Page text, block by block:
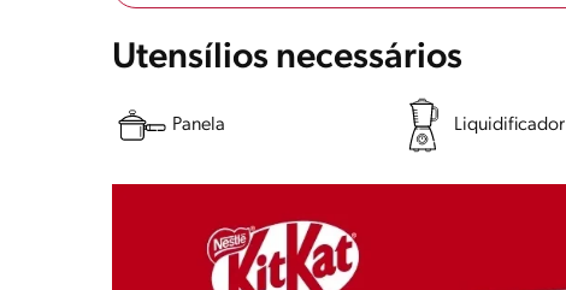
Utensílios necessários
Panela Liquidificador